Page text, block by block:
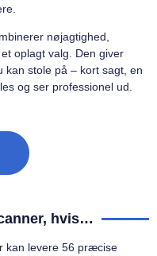
nøjagtighed,
oplagt valg. Den giver
kan stole på – kort sagt, en
og ser professionel ud.
hvis…
kan levere 56 præcise